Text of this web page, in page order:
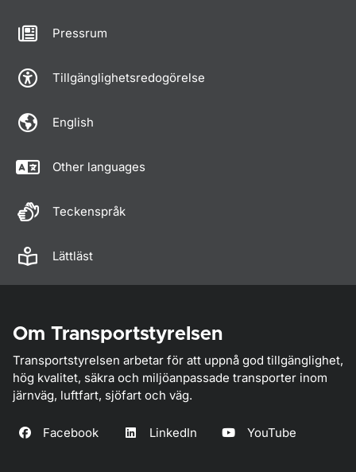
Pressrum
Tillgänglighetsredogörelse
English
Other languages
Teckenspråk
Lättläst
Om Transportstyrelsen
Transportstyrelsen arbetar för att uppnå god tillgänglighet,
hög kvalitet, säkra och miljöanpassade transporter inom
järnväg, luftfart, sjöfart och väg.
Facebook LinkedIn YouTube